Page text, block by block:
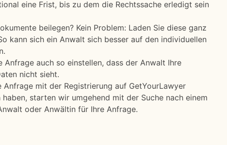
eine Frist, bis zu dem die Rechtssache erledigt sein
beilegen? Kein Problem: Laden Sie diese ganz
kann sich ein Anwalt sich besser auf den individuellen
Anfrage auch so einstellen, dass der Anwalt Ihre
nicht sieht.
Anfrage mit der Registrierung auf GetYourLawyer
haben, starten wir umgehend mit der Suche nach einem
oder Anwältin für Ihre Anfrage.